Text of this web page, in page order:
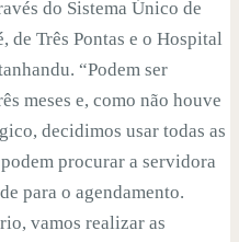
do Sistema Único de
de Três Pontas e o Hospital
“Podem ser
meses e, como não houve
decidimos usar todas as
procurar a servidora
para o agendamento.
vamos realizar as